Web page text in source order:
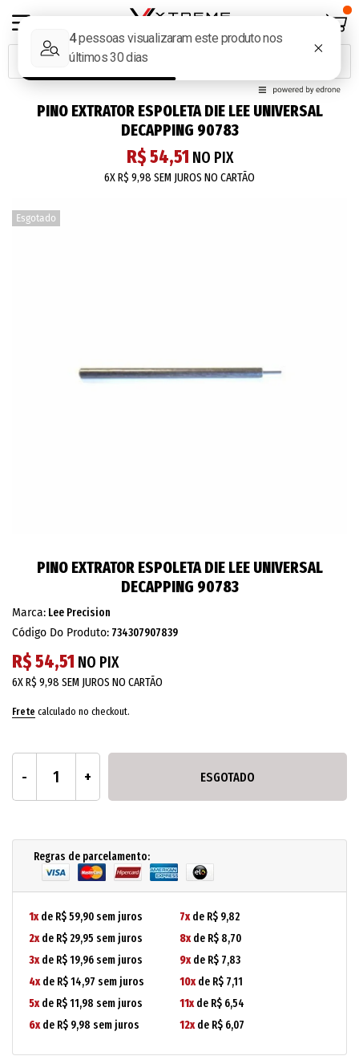
PINO EXTRATOR ESPOLETA DIE LEE UNIVERSAL
DECAPPING 90783
R$ 54,51 NO PIX
6XR$ 9,98 SEM JUROS NO CARTÃO
Esgotado
PINO EXTRATOR ESPOLETA DIE LEE UNIVERSAL
DECAPPING 90783
Marca: Lee Precision
Código Do Produto: 734307907839
R$ 54,51 NO PIX
6XR$ 9,98 SEM JUROS NO CARTÃO
Frete calculado no checkout.
ESGOTADO
Regras de parcelamento:
1xde R$ 59,90 sem juros
2xde R$ 29,95 sem juros
3xde R$ 19,96 sem juros
4xde R$ 14,97 sem juros
5xde R$ 11,98 sem juros
6xde R$ 9,98 sem juros
7xde R$ 9,82
8xde R$ 8,70
9xde R$ 7,83
10xde R$ 7,11
11xde R$ 6,54
12xde R$ 6,07